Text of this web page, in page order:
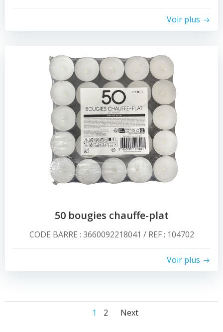
Voir plus
50 bougies chauffe-plat
CODE BARRE : 3660092218041 / REF : 104702
Voir plus
Posts
Page
1 Page
2
Posts
Next